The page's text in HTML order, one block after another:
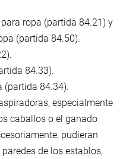
ropa (partida 84.21) y
(partida 84.50).
84.33).
(partida 84.34).
especialmente
caballos o el ganado
pudieran
de los establos,